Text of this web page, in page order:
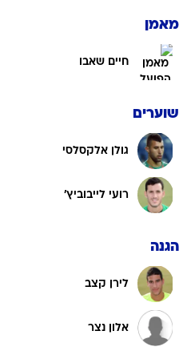
מאמן
חיים שאבו
שוערים
גולן אלקסלסי
רועי לייבוביץ'
הגנה
לירן קצב
אלון נצר